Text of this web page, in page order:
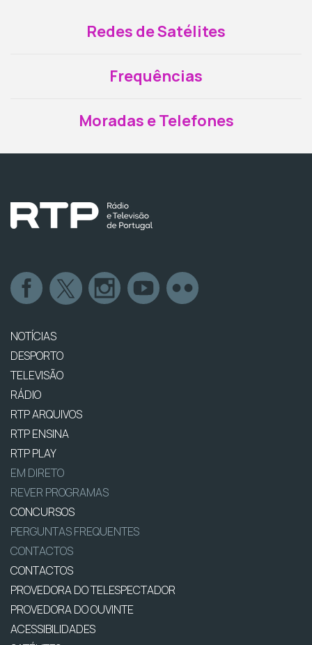
Redes de Satélites
Frequências
Moradas e Telefones
NOTÍCIAS
DESPORTO
TELEVISÃO
RÁDIO
RTP ARQUIVOS
RTP ENSINA
RTP PLAY
EM DIRETO
REVER PROGRAMAS
CONCURSOS
PERGUNTAS FREQUENTES
CONTACTOS
CONTACTOS
PROVEDORA DO TELESPECTADOR
PROVEDORA DO OUVINTE
ACESSIBILIDADES